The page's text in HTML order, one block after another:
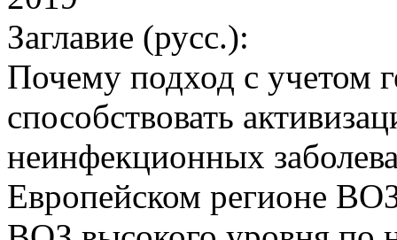
Заглавие (русс.):
Почему подход с учетом
способствовать
неинфекционных
Европейском регионе